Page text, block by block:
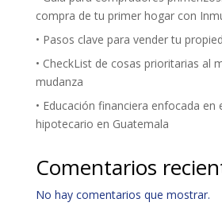
compra de tu primer hogar con
• Pasos clave para vender tu
• CheckList de cosas prioritarias al
mudanza
• Educación financiera enfocada en
hipotecario en Guatemala
Comentarios
No hay comentarios que mostrar.